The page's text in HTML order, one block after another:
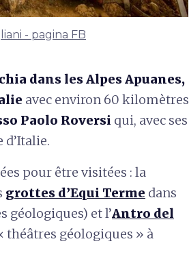
- pagina FB
dans les Alpes Apuanes,
avec environ 60 kilomètres
Paolo Roversi qui, avec ses
d’Italie.
pour être visitées : la
grottes d’Equi Terme dans
géologiques) et l’Antro del
théâtres géologiques » à